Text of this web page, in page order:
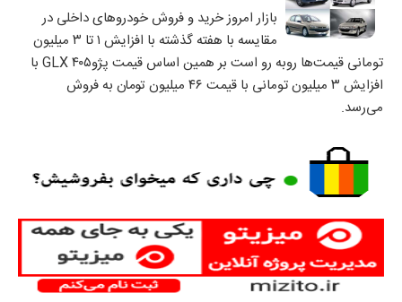
بازار امروز خرید و فروش خودروهای داخلی در
مقایسه با هفته گذشته با افزایش ۱ تا ۳ میلیون
تومانی قیمت‌ها روبه رو است بر همین اساس قیمت پژو۴۰۵ GLX با
افزایش ۳ میلیون تومانی با قیمت ۴۶ میلیون تومان به فروش
می‌رسد.